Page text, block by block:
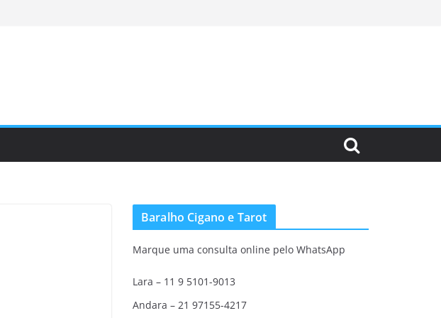
Baralho Cigano e Tarot
Marque uma consulta online pelo WhatsApp
Lara – 11 9 5101-9013
Andara – 21 97155-4217